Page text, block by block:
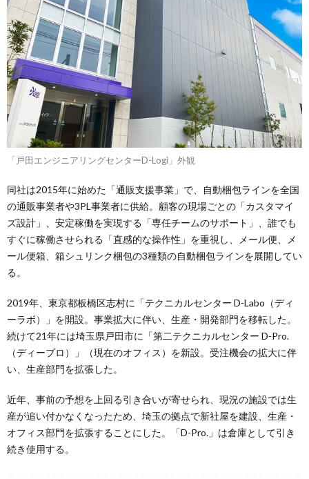
「戸田エンジニアリングセンターD-Logi」外観
同社は2015年に始めた「通販支援事業」で、自動梱包ラインを全国
の通販事業者や3PL事業者に供給。顧客の現場ごとの「カスタマイ
ズ設計」、安定稼働を実現する「専任チームのサポート」、誰でも
すぐに稼働させられる「直感的な操作性」を重視し、メール便、メ
ール便箱、箱シュリンク梱包の3種類の自動梱包ラインを展開してい
る。
2019年、東京都板橋区志村に「テクニカルセンター D-Labo（ディ
ーラボ）」を開設。事業拡大に伴い、生産・開発部門を移転した。
続けて21年には埼玉県戸田市に「第二テクニカルセンター D-Pro.
（ディープロ）」（現在のオフィス）を新設。受注機会の拡大に伴
い、生産部門を拡張した。
近年、事前の予想を上回る引き合いが寄せられ、現況の施設では生
産が追い付かなくなったため、埼玉の拠点で新社屋を建設、生産・
オフィス部門を拡張することにした。「D-Pro.」は倉庫として引き
続き使用する。